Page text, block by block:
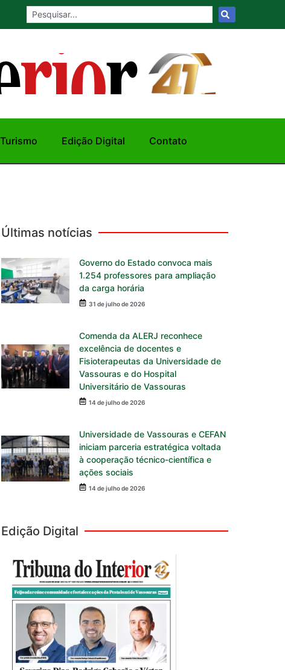
Turismo Edição Digital Contato
Últimas notícias
Governo do Estado convoca mais
1.254 professores para ampliação
da carga horária
31 de julho de 2026
Comenda da ALERJ reconhece
excelência de docentes e
Fisioterapeutas da Universidade de
Vassouras e do Hospital
Universitário de Vassouras
14 de julho de 2026
Universidade de Vassouras e CEFAN
iniciam parceria estratégica voltada
à cooperação técnico-científica e
ações sociais
14 de julho de 2026
Edição Digital